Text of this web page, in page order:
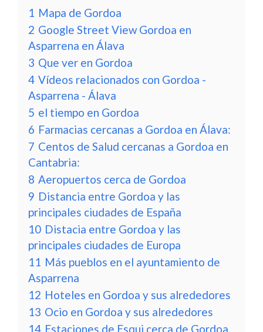
1 Mapa de Gordoa
2 Google Street View Gordoa en
Asparrena en Álava
3 Que ver en Gordoa
4 Vídeos relacionados con Gordoa -
Asparrena - Álava
5 el tiempo en Gordoa
6 Farmacias cercanas a Gordoa en Álava:
7 Centos de Salud cercanas a Gordoa en
Cantabria:
8 Aeropuertos cerca de Gordoa
9 Distancia entre Gordoa y las
principales ciudades de España
10 Distacia entre Gordoa y las
principales ciudades de Europa
11 Más pueblos en el ayuntamiento de
Asparrena
12 Hoteles en Gordoa y sus alrededores
13 Ocio en Gordoa y sus alrededores
14 Estaciones de Esqui cerca de Gordoa